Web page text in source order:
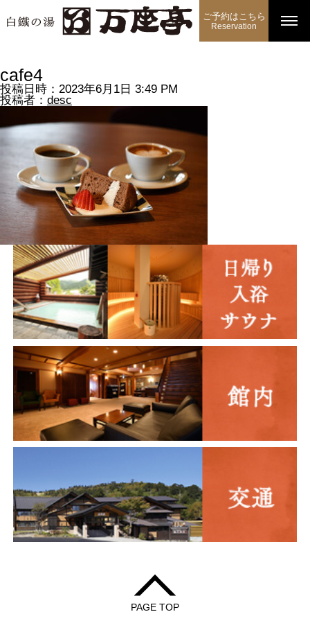
ご予約はこちら
Reservation
cafe4
投稿日時：2023年6月1日 3:49 PM
投稿者： desc
PAGE TOP